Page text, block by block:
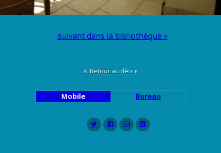
suivant dans la bibliothèque »
Retour au début
Mobile Bureau